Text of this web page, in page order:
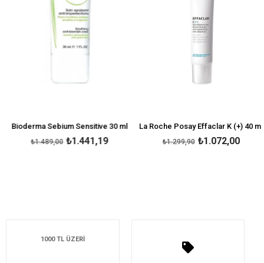
Bioderma Sebium Sensitive 30 ml
₺1.441,19
₺1.489,00
La Roche Posay Effaclar K (+) 40 ml
₺1.072,00
₺1.299,90
1000 TL ÜZERİ